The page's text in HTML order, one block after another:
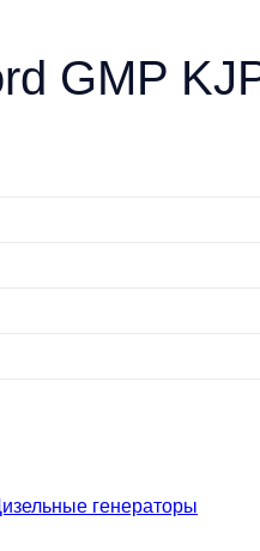
GMP
генераторы